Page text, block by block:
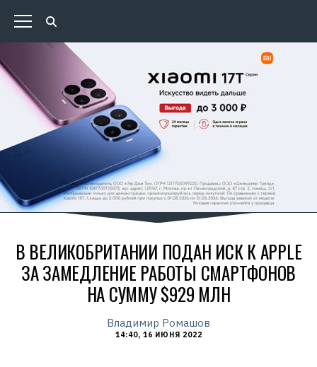
В ВЕЛИКОБРИТАНИИ ПОДАН ИСК К APPLE
ЗА ЗАМЕДЛЕНИЕ РАБОТЫ СМАРТФОНОВ
НА СУММУ $929 МЛН
Владимир Ромашов
14:40, 16 ИЮНЯ 2022